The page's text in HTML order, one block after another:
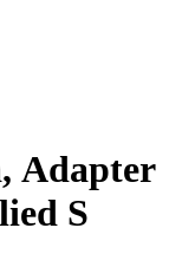
Adapter
S